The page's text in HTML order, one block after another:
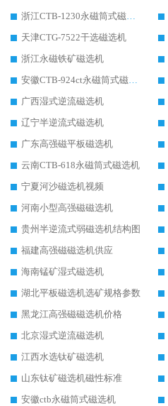
浙江CTB-1230永磁筒式磁选机生产厂家
天津CTG-7522干选磁选机
浙江永磁铁矿磁选机
安徽CTB-924ct永磁筒式磁选机
广西湿式逆流磁选机
辽宁半逆流式磁选机
广东高强磁平板磁选机
云南CTB-618永磁筒式磁选机
宁夏河沙磁选机视频
河南小型高强磁磁选机
贵州半逆流式弱磁选机结构图
福建高强磁磁选机供应
海南锰矿湿式磁选机
湖北平板磁选机选矿规格参数
黑龙江高强磁磁选机价格
北京湿式逆流磁选机
江西水选钛矿磁选机
山东钛矿磁选机磁性标准
安徽ctb永磁筒式磁选机